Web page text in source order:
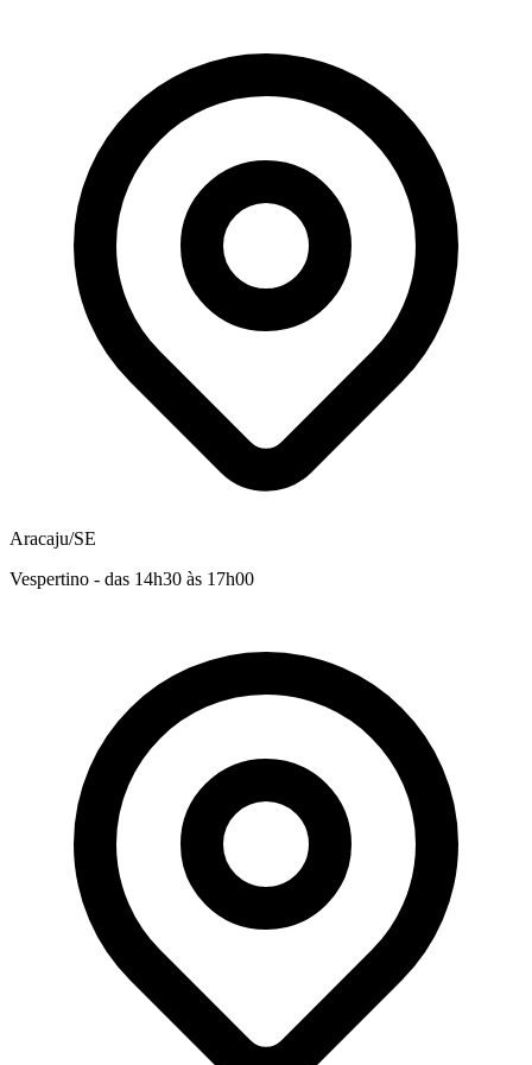
Aracaju/SE
Vespertino - das 14h30 às 17h00